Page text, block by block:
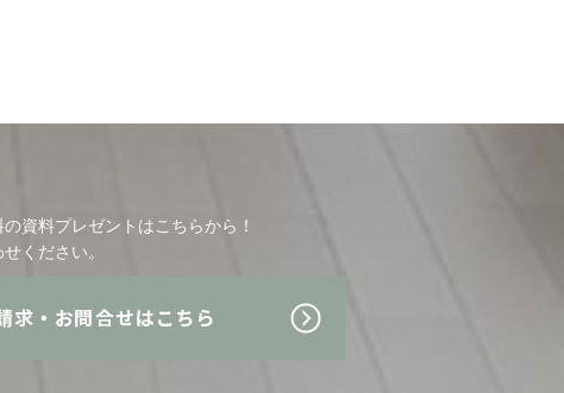
資料プレゼントはこちらから！
ください。